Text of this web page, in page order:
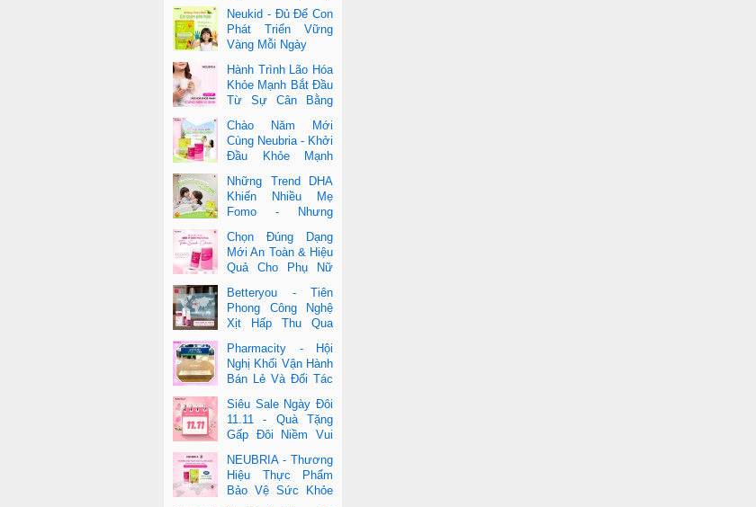
Một Cuộc Sống Khỏe Dài Lâu
Neukid - Đủ Để Con
Phát Triển Vững
Vàng Mỗi Ngày
Hành Trình Lão Hóa
Khỏe Mạnh Bắt Đầu
Từ Sự Cân Bằng
Chào Năm Mới
Cùng Neubria - Khởi
Đầu Khỏe Mạnh
Những Trend DHA
Khiến Nhiều Mẹ
Fomo - Nhưng
Cũng ĐúngChọn Đúng Dạng
Mới An Toàn & Hiệu
Quả Cho Phụ Nữ
Betteryou - Tiên
Phong Công Nghệ
Xịt Hấp Thu Qua
(Intra-Oral Spray)Pharmacity - Hội
Nghị Khối Vận Hành
Bán Lẻ Và Đối Tác
Siêu Sale Ngày Đôi
11.11 - Quà Tặng
Gấp Đôi Niềm Vui
Betteryou
NEUBRIA - Thương
Hiệu Thực Phẩm
Bảo Vệ Sức Khỏe